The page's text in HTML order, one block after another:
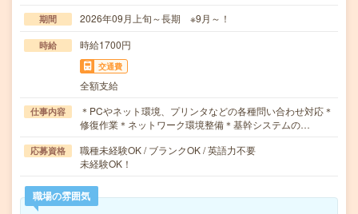
期間 2026年09月上旬～長期 ※9月～！
時給 時給1700円
交通費
全額支給
仕事内容
＊PCやネット環境、プリンタなどの各種問い合わせ対応＊
修復作業＊ネットワーク環境整備＊基幹システムの…
応募資格
職種未経験OK / ブランクOK / 英語力不要
未経験OK！
職場の雰囲気